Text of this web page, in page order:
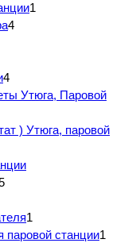
1
4
4
Утюга, Паровой
) Утюга, паровой
1
паровой станции1